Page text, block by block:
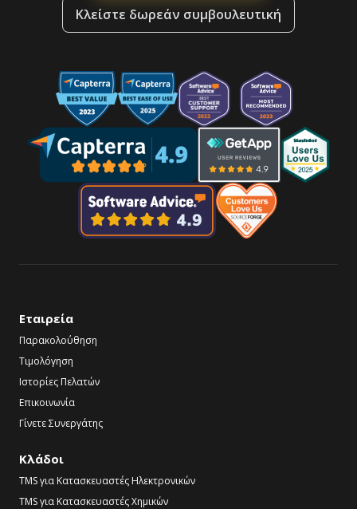
Κλείστε δωρεάν συμβουλευτική
Εταιρεία
Παρακολούθηση
Τιμολόγηση
Ιστορίες Πελατών
Επικοινωνία
Γίνετε Συνεργάτης
Κλάδοι
TMS για Κατασκευαστές Ηλεκτρονικών
TMS για Κατασκευαστές Χημικών